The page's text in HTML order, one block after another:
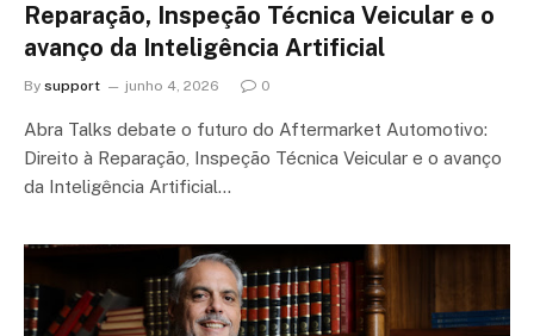
Reparação, Inspeção Técnica Veicular e o
avanço da Inteligência Artificial
By support junho 4, 2026 0
Abra Talks debate o futuro do Aftermarket Automotivo:
Direito à Reparação, Inspeção Técnica Veicular e o avanço
da Inteligência Artificial…